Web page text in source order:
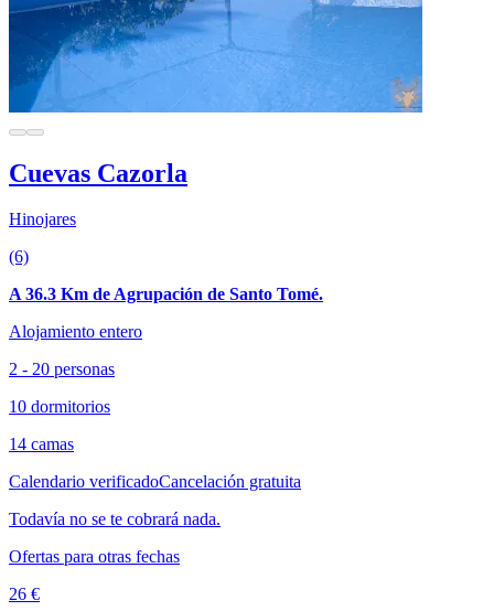
Cuevas Cazorla
Hinojares
(6)
A 36.3 Km de Agrupación de Santo Tomé.
Alojamiento entero
2 - 20 personas
10 dormitorios
14 camas
Calendario verificadoCancelación gratuita
Todavía no se te cobrará nada.
Ofertas para otras fechas
26 €